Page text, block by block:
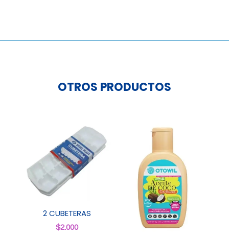
OTROS PRODUCTOS
2 CUBETERAS
$2.000